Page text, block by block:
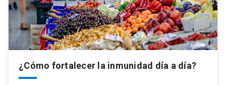
Información para keyboard_arrow_down
Futuros estudiantes
Estudiantes
Go to english site launch
ACCESOS DIRECTOS
¿Cómo fortalecer la inmunidad día a día?